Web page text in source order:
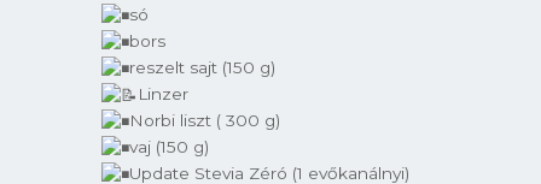
só
bors
reszelt sajt (150 g)
Linzer
Norbi liszt ( 300 g)
vaj (150 g)
Update Stevia Zéró (1 evőkanálnyi)